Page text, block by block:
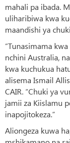
mahali pa ibada.
uliharibiwa kwa
maandishi ya
“Tunasimama
nchini Australia,
kwa kuchukua
alisema Ismail
CAIR. “Chuki ya
jamii za Kiislamu
inapojitokeza.”
Aliongeza kuwa